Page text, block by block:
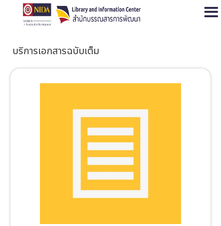
บริการเอกสารฉบับเต็ม